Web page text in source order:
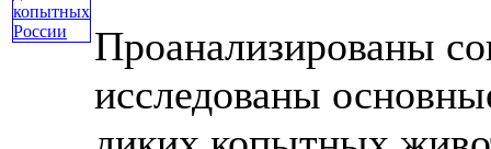
Проанализированы
исследованы